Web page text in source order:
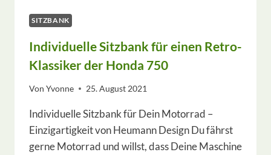
SITZBANK
Individuelle Sitzbank für einen Retro-
Klassiker der Honda 750
Von Yvonne 25. August 2021
Individuelle Sitzbank für Dein Motorrad –
Einzigartigkeit von Heumann Design Du fährst
gerne Motorrad und willst, dass Deine Maschine